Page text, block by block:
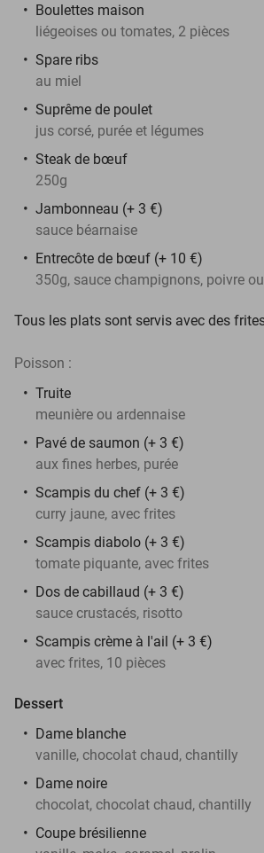
Boulettes maison
liégeoises ou tomates, 2 pièces
Spare ribs
au miel
Suprême de poulet
jus corsé, purée et légumes
Steak de bœuf
250g
Jambonneau (+ 3 €)
sauce béarnaise
Entrecôte de bœuf (+ 10 €)
350g, sauce champignons, poivre
Tous les plats sont servis avec des
Poisson :
Truite
meunière ou ardennaise
Pavé de saumon (+ 3 €)
aux fines herbes, purée
Scampis du chef (+ 3 €)
curry jaune, avec frites
Scampis diabolo (+ 3 €)
tomate piquante, avec frites
Dos de cabillaud (+ 3 €)
sauce crustacés, risotto
Scampis crème à l'ail (+ 3 €)
avec frites, 10 pièces
Dessert
Dame blanche
vanille, chocolat chaud, chantilly
Dame noire
chocolat, chocolat chaud, chantilly
Coupe brésilienne